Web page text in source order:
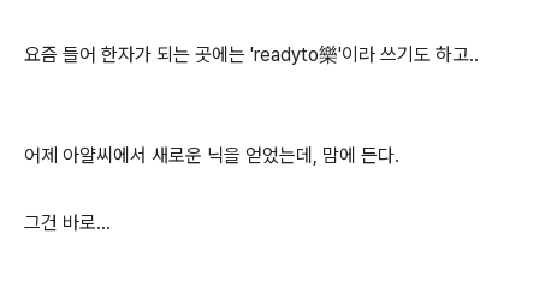
요즘 들어 한자가 되는 곳에는 'readyto樂'이라 쓰기도 하고..
어제 아얄씨에서 새로운 닉을 얻었는데, 맘에 든다.
그건 바로...